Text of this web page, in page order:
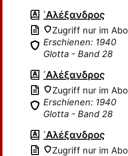
᾽Αλέξανδρος
Zugriff nur im
Erschienen: 1940
Glotta - Band 28
᾽Αλέξανδρος
Zugriff nur im
Erschienen: 1940
Glotta - Band 28
᾽Αλέξανδρος
Zugriff nur im